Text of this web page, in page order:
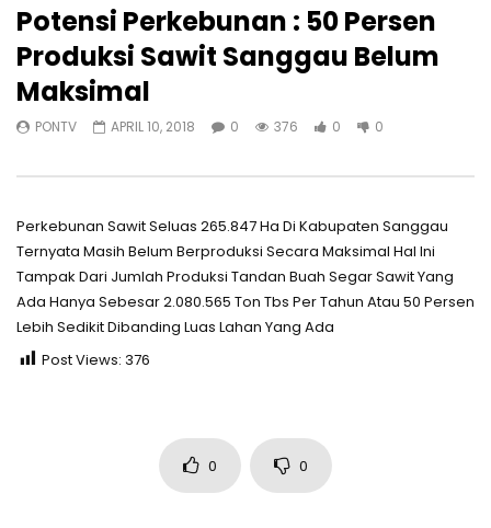
Potensi Perkebunan : 50 Persen
Produksi Sawit Sanggau Belum
Maksimal
PONTV APRIL 10, 2018 0 376 0 0
Perkebunan Sawit Seluas 265.847 Ha Di Kabupaten Sanggau
Ternyata Masih Belum Berproduksi Secara Maksimal Hal Ini
Tampak Dari Jumlah Produksi Tandan Buah Segar Sawit Yang
Ada Hanya Sebesar 2.080.565 Ton Tbs Per Tahun Atau 50 Persen
Lebih Sedikit Dibanding Luas Lahan Yang Ada
Post Views: 376
0 0